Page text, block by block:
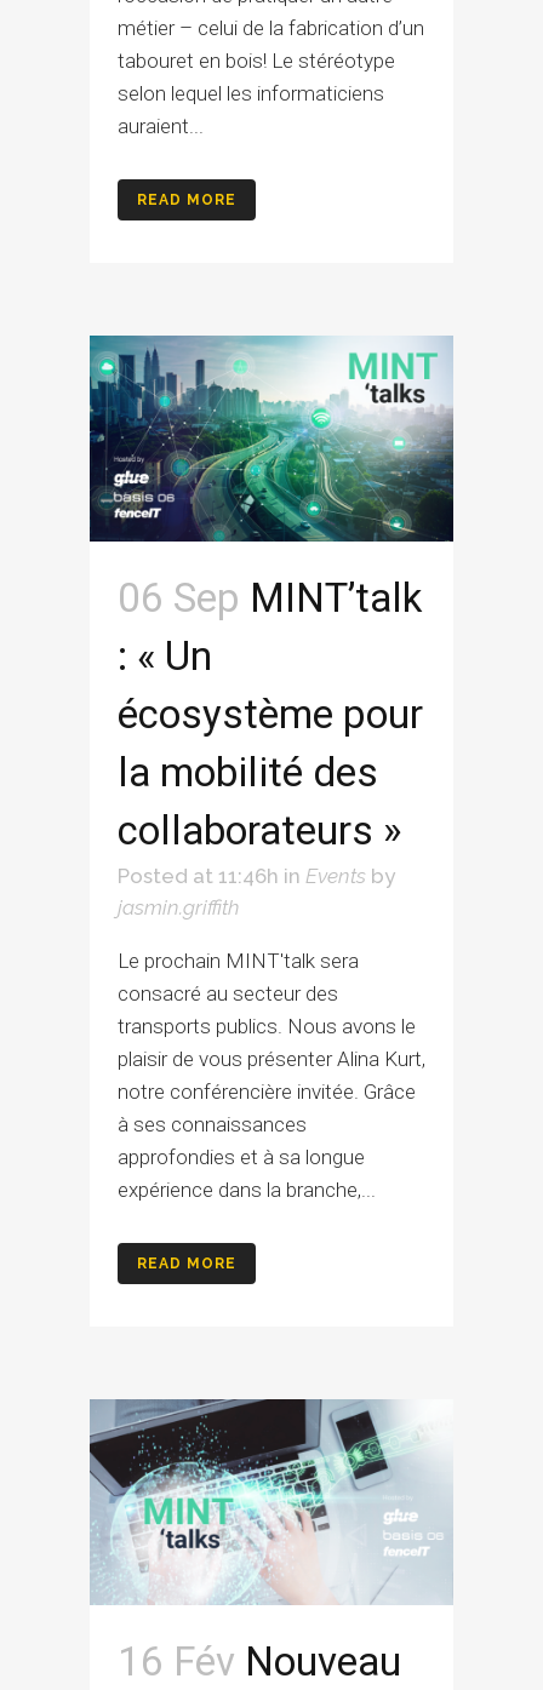
métier – celui de la fabrication d’un
tabouret en bois! Le stéréotype
selon lequel les informaticiens
auraient...
READ MORE
06 Sep MINT’talk
: « Un
écosystème pour
la mobilité des
collaborateurs »
Posted at 11:46h in Events by
jasmin.griffith
Le prochain MINT'talk sera
consacré au secteur des
transports publics. Nous avons le
plaisir de vous présenter Alina Kurt,
notre conférencière invitée. Grâce
à ses connaissances
approfondies et à sa longue
expérience dans la branche,...
READ MORE
16 Fév Nouveau